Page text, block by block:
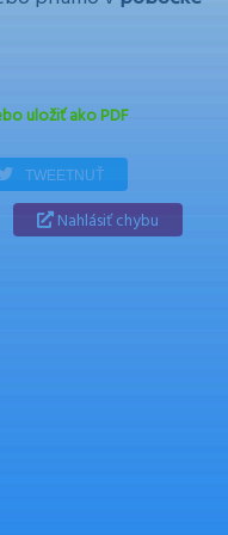
uložiť ako PDF
TWEETNUŤ
Nahlásiť chybu